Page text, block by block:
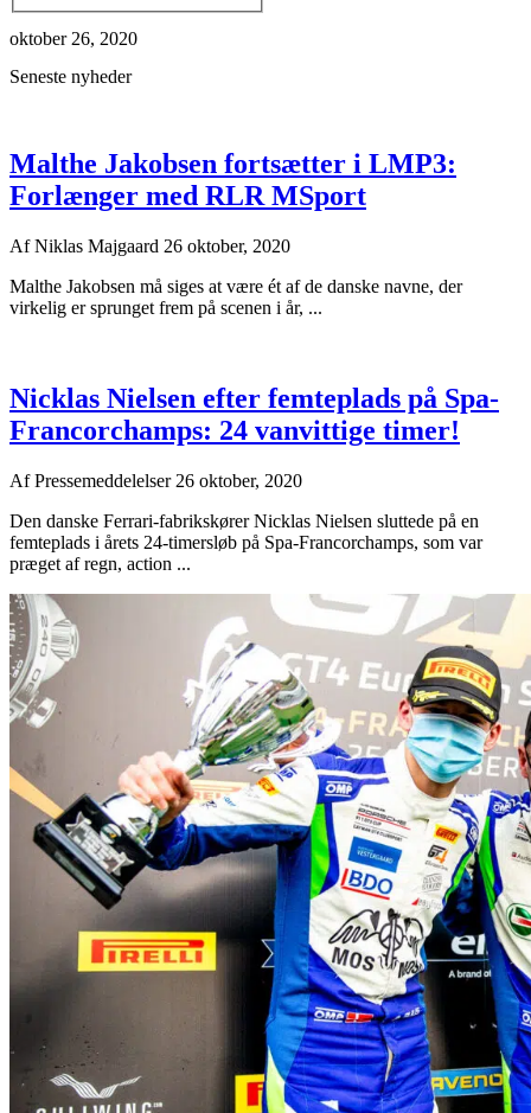
oktober 26, 2020
Seneste nyheder
Malthe Jakobsen fortsætter i LMP3:
Forlænger med RLR MSport
AfNiklas Majgaard 26 oktober, 2020
Malthe Jakobsen må siges at være ét af de danske navne, der
virkelig er sprunget frem på scenen i år, ...
Nicklas Nielsen efter femteplads på Spa-
Francorchamps: 24 vanvittige timer!
AfPressemeddelelser 26 oktober, 2020
Den danske Ferrari-fabrikskører Nicklas Nielsen sluttede på en
femteplads i årets 24-timersløb på Spa-Francorchamps, som var
præget af regn, action ...